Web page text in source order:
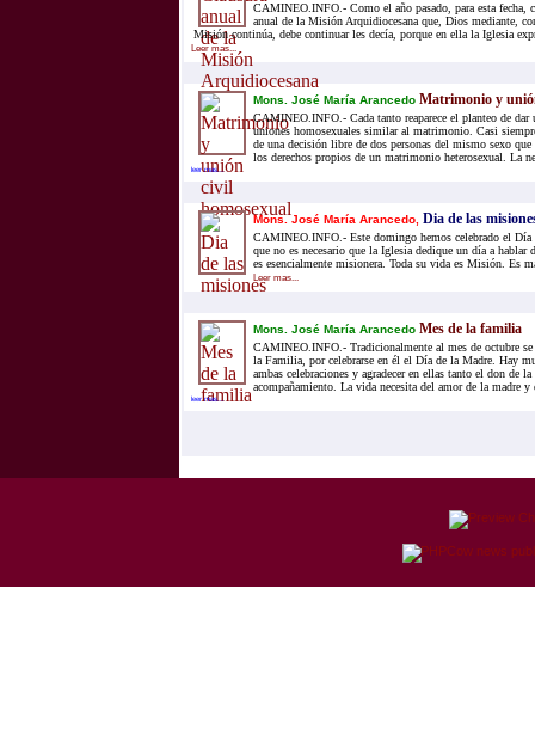
CAMINEO.INFO.- Como el año pasado, para esta fecha,
anual de la Misión Arquidiocesana que, Dios mediante,
Misión continúa, debe continuar les decía, porque en ella la Iglesia
Leer mas...
Mons. José María Arancedo Matrimonio y
CAMINEO.INFO.- Cada tanto reaparece el planteo de
uniones homosexuales similar al matrimonio. Casi
de una decisión libre de dos personas del mismo sexo
los derechos propios de un matrimonio heterosexual. La
leer mas...
Mons. José María Arancedo, Dia de las
CAMINEO.INFO.- Este domingo hemos celebrado el Día
que no es necesario que la Iglesia dedique un día a hablar
es esencialmente misionera. Toda su vida es Misión. Es
Leer mas...
Mons. José María Arancedo Mes de la familia
CAMINEO.INFO.- Tradicionalmente al mes de octubre
la Familia, por celebrarse en él el Día de la Madre. Hay
ambas celebraciones y agradecer en ellas tanto el don de
acompañamiento. La vida necesita del amor de la madre
leer mas...